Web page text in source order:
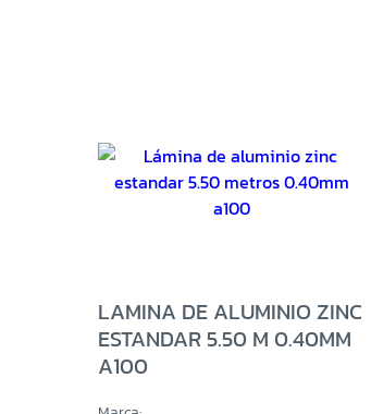
LAMINA DE ALUMINIO ZINC
ESTANDAR 5.50 M 0.40MM
A100